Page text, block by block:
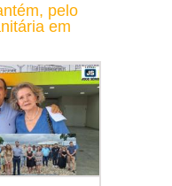
pelo
em